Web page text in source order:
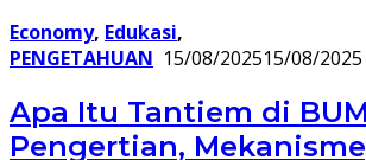
Economy, Edukasi,
PENGETAHUAN 15/08/202515/08/2025
Apa Itu Tantiem di
Pengertian,